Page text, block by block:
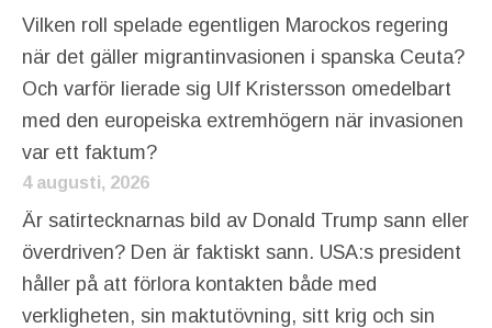
Vilken roll spelade egentligen Marockos regering
när det gäller migrantinvasionen i spanska Ceuta?
Och varför lierade sig Ulf Kristersson omedelbart
med den europeiska extremhögern när invasionen
var ett faktum?
4 augusti, 2026
Är satirtecknarnas bild av Donald Trump sann eller
överdriven? Den är faktiskt sann. USA:s president
håller på att förlora kontakten både med
verkligheten, sin maktutövning, sitt krig och sin